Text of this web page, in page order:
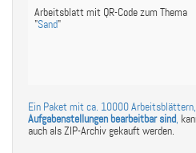
Arbeitsblatt mit QR-Code zum Thema
"Sand"
Ein Paket mit ca. 10000 Arbeitsblättern,
Aufgabenstellungen bearbeitbar sind,
auch als ZIP-Archiv gekauft werden.